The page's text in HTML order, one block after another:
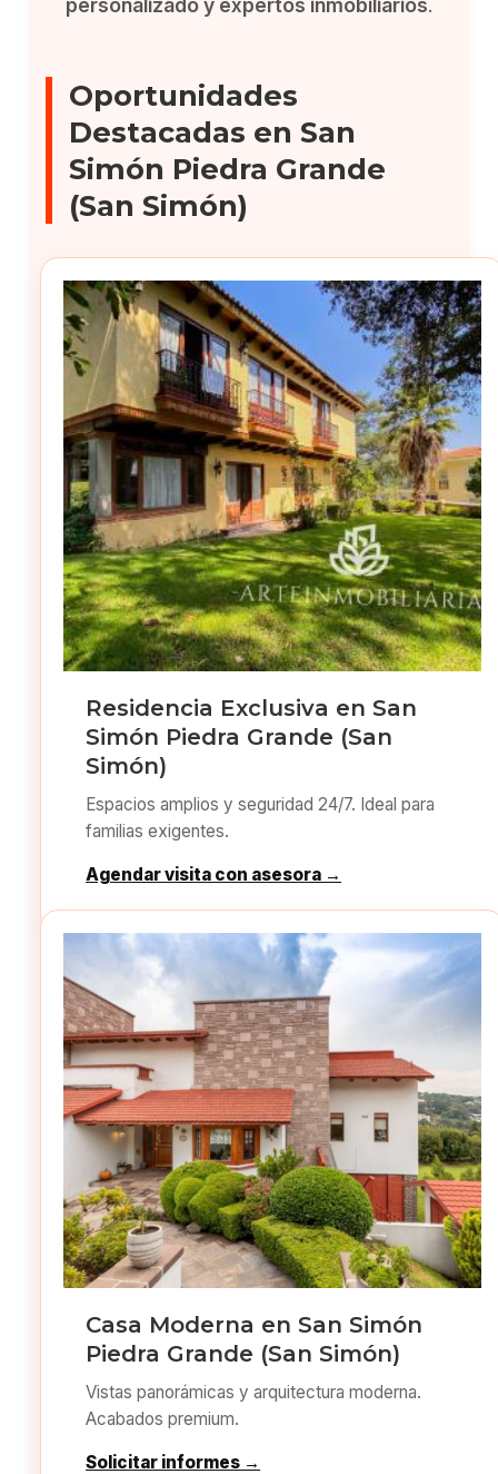
personalizado y expertos inmobiliarios.
Oportunidades
Destacadas en San
Simón Piedra Grande
(San Simón)
Residencia Exclusiva en San
Simón Piedra Grande (San
Simón)
Espacios amplios y seguridad 24/7. Ideal para
familias exigentes.
Agendar visita con asesora →
Casa Moderna en San Simón
Piedra Grande (San Simón)
Vistas panorámicas y arquitectura moderna.
Acabados premium.
Solicitar informes →